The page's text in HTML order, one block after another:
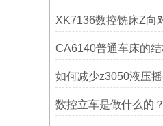
数控立车是做什么的？